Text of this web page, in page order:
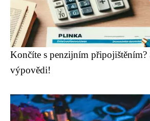
Končíte s penzijním připojištěním?
výpovědi!